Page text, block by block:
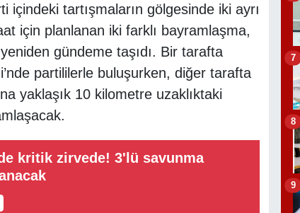
içindeki tartışmaların gölgesinde iki ayrı
için planlanan iki farklı bayramlaşma,
gündeme taşıdı. Bir tarafta
partililerle buluşurken, diğer tarafta
yaklaşık 10 kilometre uzaklıktaki
kritik zirvede! 3'lü savunma
7
8
9